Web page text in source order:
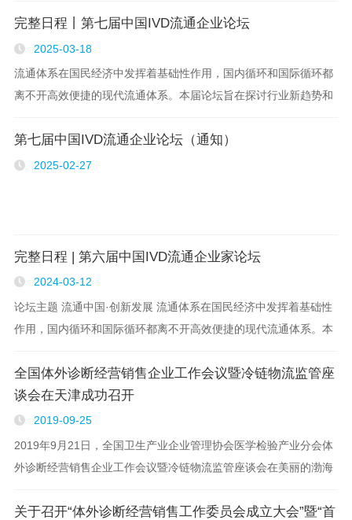
KRPharmTech致辞开篇共..
完整日程丨第七届中国IVD流通企业论坛
2025-03-18
流通体系在国民经济中发挥着基础性作用，国内循环和国际循环都
离不开高效便捷的现代流通体系。本届论坛旨在探讨行业新趋势和
第七届中国IVD流通企业论坛（通知）
2025-02-27
完整日程 | 第六届中国IVD流通企业家论坛
2024-03-12
论坛主题 流通中国·创新发展 流通体系在国民经济中发挥着基础性
作用，国内循环和国际循环都离不开高效便捷的现代流通体系。本
展阶..
全国体外诊断经营销售企业工作会议暨冷链物流监管座
谈会在天津成功召开
2019-09-25
2019年9月21日，全国卫生产业企业管理协会医学检验产业分会体
外诊断经营销售企业工作会议暨冷链物流监管座谈会在美丽的渤海
关于召开“体外诊断经营销售工作委员会成立大会”暨“首